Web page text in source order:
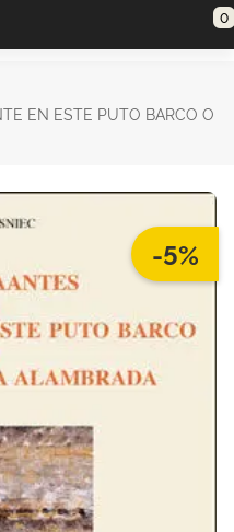
0
EN ESTE PUTO BARCO O
-5%